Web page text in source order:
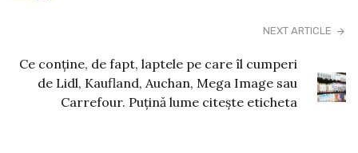
NEXT ARTICLE
Ce conţine, de fapt, laptele pe care îl cumperi
de Lidl, Kaufland, Auchan, Mega Image sau
Carrefour. Puțină lume citește eticheta